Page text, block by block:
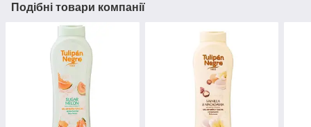
Подібні товари компанії